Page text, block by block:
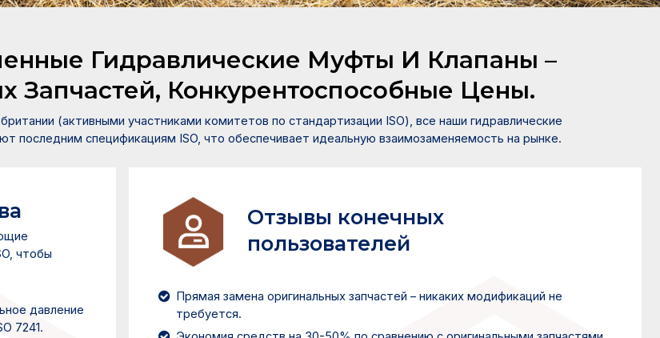
Гидравлические Муфты И Клапаны –
Запчастей, Конкурентоспособные Цены.
(активными участниками комитетов по стандартизации ISO), все наши гидравлические
последним спецификациям ISO, что обеспечивает идеальную взаимозаменяемость на рынке.
чтобы
давление
7241.
Отзывы конечных
пользователей
Прямая замена оригинальных запчастей – никаких модификаций не
требуется.